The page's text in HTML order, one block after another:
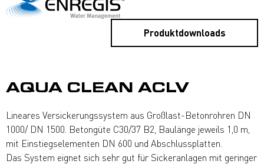
Produktdownloads
AQUA CLEAN ACLV
Lineares Versickerungssystem aus Großlast-Betonrohren DN
1000/ DN 1500. Betongüte C30/37 B2, Baulänge jeweils 1,0 m,
mit Einstiegselementen DN 600 und Abschlussplatten.
Das System eignet sich sehr gut für Sickeranlagen mit geringer